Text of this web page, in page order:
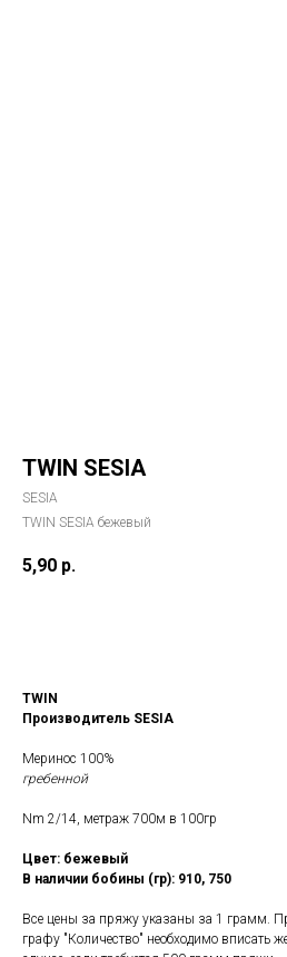
TWIN SESIA
SESIA
TWIN SESIA бежевый
5,90 р.
TWIN
Производитель SESIA
Меринос 100%
гребенной
Nm 2/14, метраж 700м в 100гр
Цвет: бежевый
В наличии бобины (гр): 910, 750
Все цены за пряжу указаны за 1 грамм.
графу "Количество" необходимо вписать